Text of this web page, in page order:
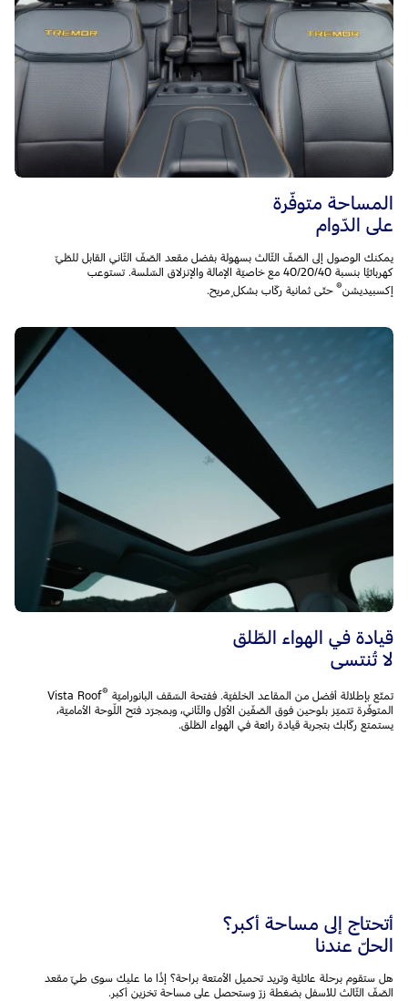
المساحة متوفّرة
على الدّوام
يمكنك الوصول إلى الصّفّ الثّالث بسهولة بفضل مقعد الصّفّ الثّاني القابل للطّيّ
كهربائيًّا بنسبة 40/20/40 مع خاصيّة الإمالة والإنزلاق السّلسة. تستوعب
إكسبيديشن® حتّى ثمانية ركّاب بشكلٍ مريح.
قيادة في الهواء الطّلق
لا تُنتسى
تمتّع بإطلالة أفضل من المقاعد الخلفيّة. ففتحة السّقف البانوراميّة ®
Vista Roof
المتوفّرة تتميّز بلوحين فوق الصّفّين الأوّل والثّاني، وبمجرّد فتح اللّوحة الأماميّة،
يستمتع ركّابك بتجربة قيادة رائعة في الهواء الطّلق.
أتحتاج إلى مساحة أكبر؟
الحلّ عندنا
هل ستقوم برحلة عائليّة وتريد تحميل الأمتعة براحة؟ إذًا ما عليك سوى طيّ مقعد
الصّفّ الثّالث للأسفل بضغطة زرّ وستحصل على مساحة تخزين أكبر.